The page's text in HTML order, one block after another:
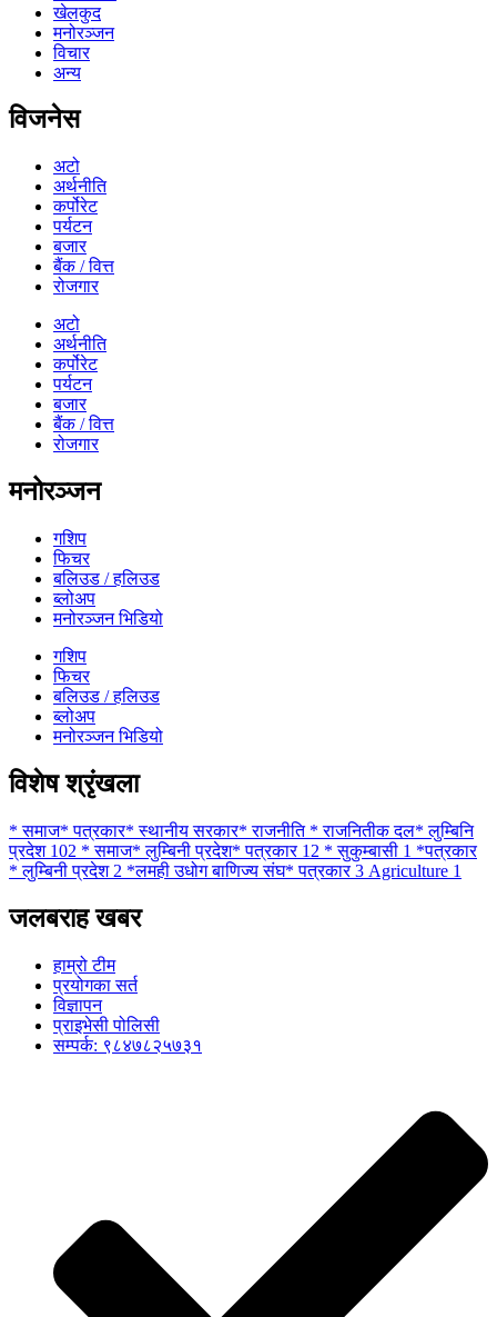
खेलकुद
मनोरञ्जन
विचार
अन्य
विजनेस
अटो
अर्थनीति
कर्पोरेट
पर्यटन
बजार
बैंक / वित्त
रोजगार
अटो
अर्थनीति
कर्पोरेट
पर्यटन
बजार
बैंक / वित्त
रोजगार
मनोरञ्जन
गशिप
फिचर
बलिउड / हलिउड
ब्लोअप
मनोरञ्जन भिडियो
गशिप
फिचर
बलिउड / हलिउड
ब्लोअप
मनोरञ्जन भिडियो
विशेष श्रृंखला
* समाज* पत्रकार* स्थानीय सरकार* राजनीति * राजनितीक दल* लुम्बिनि
प्रदेश 102 * समाज* लुम्बिनी प्रदेश* पत्रकार 12 * सुकुम्बासी 1 *पत्रकार
* लुम्बिनी प्रदेश 2 *लमही उधोग बाणिज्य संघ* पत्रकार 3 Agriculture 1
जलबराह खबर
हाम्रो टीम
प्रयोगका सर्त
विज्ञापन
प्राइभेसी पोलिसी
सम्पर्क: ९८४७८२५७३१